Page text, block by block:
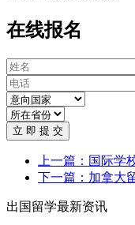
在线报名
立 即 提 交
上一篇：国际学
下一篇：加拿大
出国留学最新资讯